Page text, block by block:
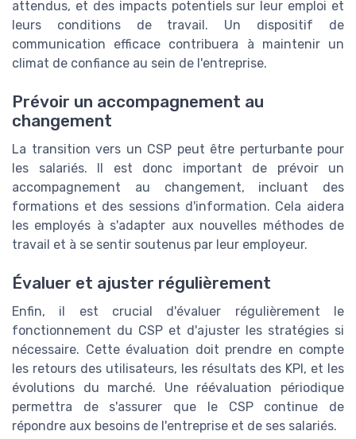
attendus, et des impacts potentiels sur leur emploi et
leurs conditions de travail. Un dispositif de
communication efficace contribuera à maintenir un
climat de confiance au sein de l'entreprise.
Prévoir un accompagnement au
changement
La transition vers un CSP peut être perturbante pour
les salariés. Il est donc important de prévoir un
accompagnement au changement, incluant des
formations et des sessions d'information. Cela aidera
les employés à s'adapter aux nouvelles méthodes de
travail et à se sentir soutenus par leur employeur.
Évaluer et ajuster régulièrement
Enfin, il est crucial d'évaluer régulièrement le
fonctionnement du CSP et d'ajuster les stratégies si
nécessaire. Cette évaluation doit prendre en compte
les retours des utilisateurs, les résultats des KPI, et les
évolutions du marché. Une réévaluation périodique
permettra de s'assurer que le CSP continue de
répondre aux besoins de l'entreprise et de ses salariés.